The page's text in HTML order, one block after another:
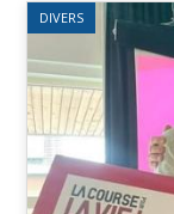
DIVERS